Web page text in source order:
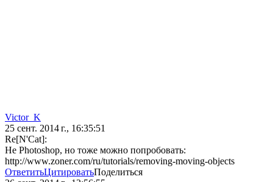
Victor_K
25 сент. 2014 г., 16:35:51
Re[N'Cat]:
Не Photoshop, но тоже можно попробовать:
http://www.zoner.com/ru/tutorials/removing-moving-objects
ОтветитьЦитироватьПоделиться